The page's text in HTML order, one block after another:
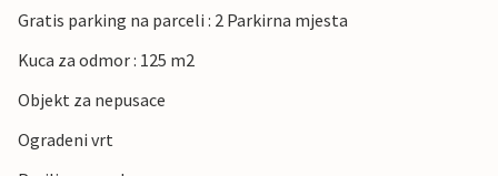
Gratis parking na parceli : 2 Parkirna mjesta
Kuca za odmor : 125 m2
Objekt za nepusace
Ogradeni vrt